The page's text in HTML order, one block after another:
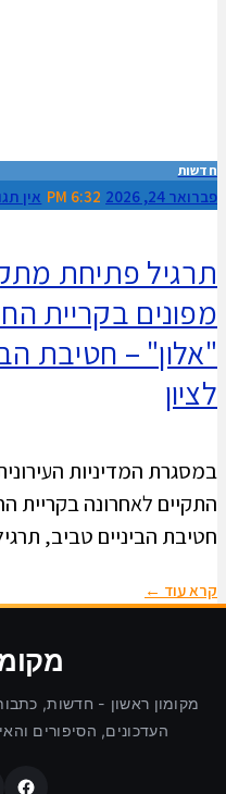
חדשות
פברואר 24, 2026 6:32 PM אין
תרגיל פתיחת
מפונים בקריית
"אלון" – חטיבת
לציון
במסגרת המדיניות
התקיים לאחרונה בקריית
חטיבת הביניים טביב,
קרא עוד ←
מקומון ראשון - חדשות,
העדכונים, הסיפורים